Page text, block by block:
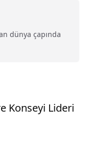
dünya çapında
Konseyi Lideri